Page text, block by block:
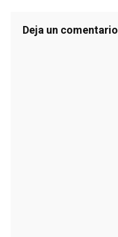
Deja un comentario